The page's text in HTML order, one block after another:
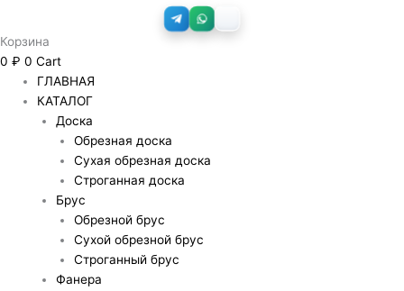
Корзина
0 ₽ 0 Cart
ГЛАВНАЯ
КАТАЛОГ
Доска
Обрезная доска
Сухая обрезная доска
Строганная доска
Брус
Обрезной брус
Сухой обрезной брус
Строганный брус
Фанера